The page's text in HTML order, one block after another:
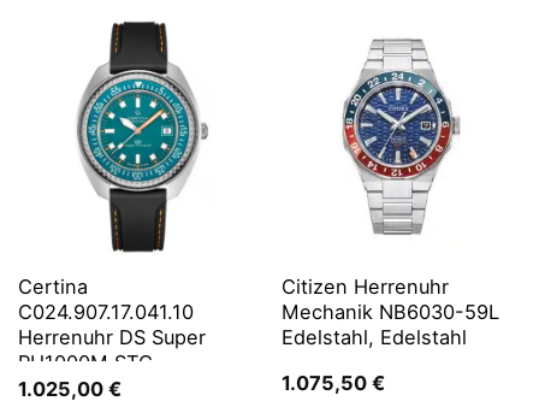
Certina
C024.907.17.041.10
Herrenuhr DS Super
PH1000M STC
1.025,00 €
Citizen Herrenuhr
Mechanik NB6030-59L
Edelstahl, Edelstahl
1.075,50 €